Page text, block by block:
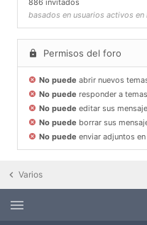
886 invitados
basados en usuarios activos
Permisos del foro
No puede abrir nuevos
No puede responder a
No puede editar sus
No puede borrar sus
No puede enviar adjuntos
Varios